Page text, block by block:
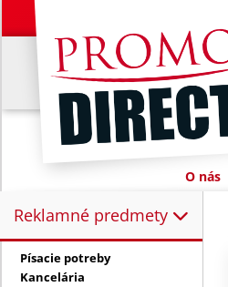
O nás
Reklamné predmety
Reklamné predmety:
Písacie potreby
Kancelária